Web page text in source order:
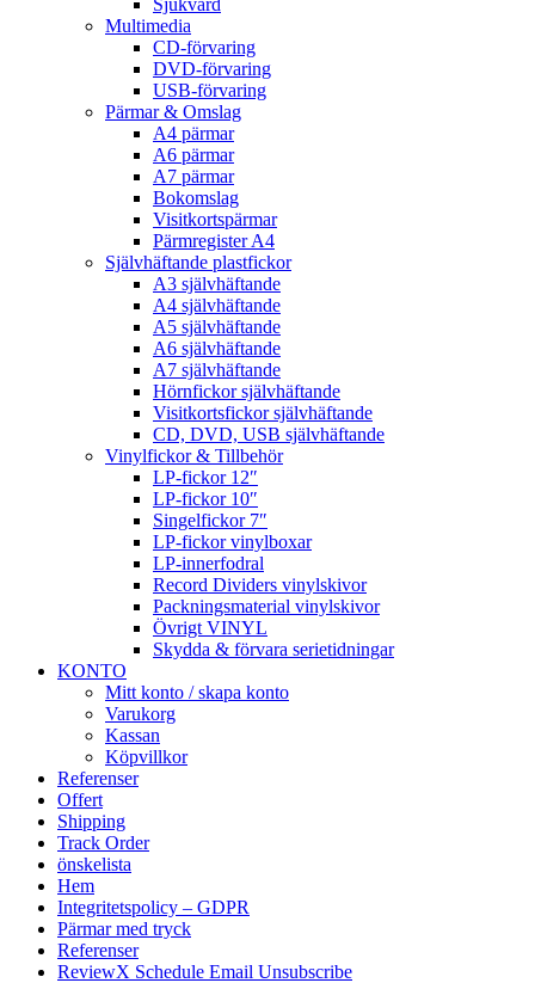
Sjukvård
Multimedia
CD-förvaring
DVD-förvaring
USB-förvaring
Pärmar & Omslag
A4 pärmar
A6 pärmar
A7 pärmar
Bokomslag
Visitkortspärmar
Pärmregister A4
Självhäftande plastfickor
A3 självhäftande
A4 självhäftande
A5 självhäftande
A6 självhäftande
A7 självhäftande
Hörnfickor självhäftande
Visitkortsfickor självhäftande
CD, DVD, USB självhäftande
Vinylfickor & Tillbehör
LP-fickor 12″
LP-fickor 10″
Singelfickor 7″
LP-fickor vinylboxar
LP-innerfodral
Record Dividers vinylskivor
Packningsmaterial vinylskivor
Övrigt VINYL
Skydda & förvara serietidningar
KONTO
Mitt konto / skapa konto
Varukorg
Kassan
Köpvillkor
Referenser
Offert
Shipping
Track Order
önskelista
Hem
Integritetspolicy – GDPR
Pärmar med tryck
Referenser
ReviewX Schedule Email Unsubscribe